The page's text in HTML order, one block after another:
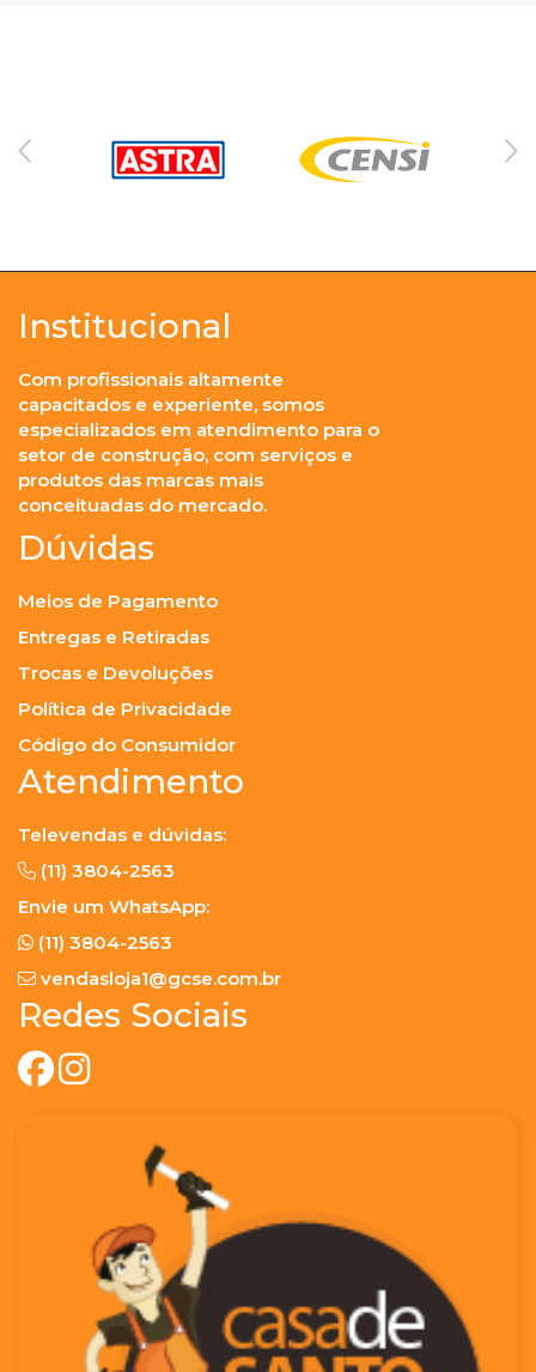
Institucional
Com profissionais altamente
capacitados e experiente, somos
especializados em atendimento para o
setor de construção, com serviços e
produtos das marcas mais
conceituadas do mercado.
Dúvidas
Meios de Pagamento
Entregas e Retiradas
Trocas e Devoluções
Política de Privacidade
Código do Consumidor
Atendimento
Televendas e dúvidas:
(11) 3804-2563
Envie um WhatsApp:
(11) 3804-2563
vendasloja1@gcse.com.br
Redes Sociais